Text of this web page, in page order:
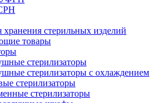
стерильных изделий
товары
стерилизаторы
стерилизаторы с охлаждением
стерилизаторы
стерилизаторы